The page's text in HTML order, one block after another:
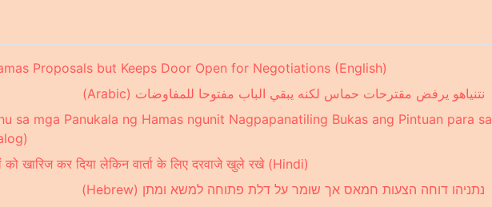
Proposals but Keeps Door Open for Negotiations (English)
نتنياهو يرفض مقترحات حماس لكنه يبقي الباب مفتوحا للمفاوضات (Arabic)
sa mga Panukala ng Hamas ngunit Nagpapanatiling Bukas ang Pintuan para sa
को खारिज कर दिया लेकिन वार्ता के लिए दरवाजे खुले रखे (Hindi)
נתניהו דוחה הצעות חמאס אך שומר על דלת פתוחה למשא ומתן (Hebrew)